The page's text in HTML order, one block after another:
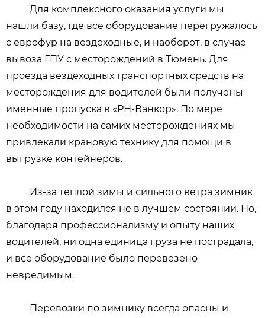
Для комплексного оказания услуги мы
нашли базу, где все оборудование перегружалось
с еврофур на вездеходные, и наоборот, в случае
вывоза ГПУ с месторождений в Тюмень. Для
проезда вездеходных транспортных средств на
месторождения для водителей были получены
именные пропуска в «РН-Ванкор». По мере
необходимости на самих месторождениях мы
привлекали крановую технику для помощи в
выгрузке контейнеров.
Из-за теплой зимы и сильного ветра зимник
в этом году находился не в лучшем состоянии. Но,
благодаря профессионализму и опыту наших
водителей, ни одна единица груза не пострадала,
и все оборудование было перевезено
невредимым.
Перевозки по зимнику всегда опасны и